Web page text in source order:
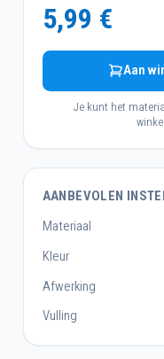
5,99 €
Aan
Je kunt het
AANBEVOLEN
Materiaal
Kleur
Afwerking
Vulling